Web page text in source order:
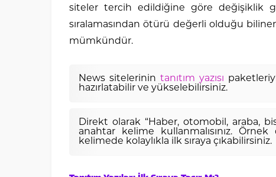
siteler tercih edildiğine göre değişiklik
sıralamasından ötürü değerli olduğu
mümkündür.
News sitelerinin tanıtım yazısı
hazırlatabilir ve yükselebilirsiniz.
Direkt olarak “Haber, otomobil, araba,
anahtar kelime kullanmalısınız.
kelimede kolaylıkla ilk sıraya çıkabilirsiniz.